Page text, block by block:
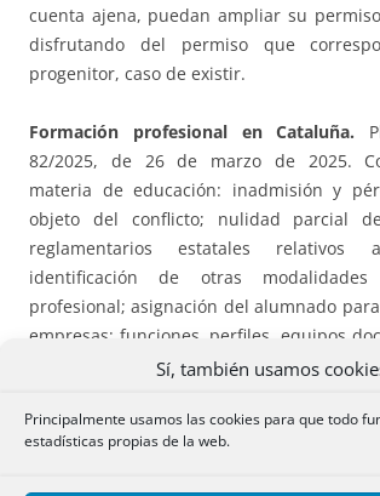
Sí, también usamos
Principalmente usamos las cookies para que todo
estadísticas propias de la web.
cuenta ajena, puedan ampliar su
disfrutando del permiso que
progenitor, caso de existir.
Formación profesional en Cataluña.
82/2025, de 26 de marzo de 2025.
materia de educación: inadmisión y
objeto del conflicto; nulidad parcial
reglamentarios estatales
identificación de otras
profesional; asignación del alumnado
empresas; funciones, perfiles, equipos
de funcionamiento de los centros del
funcionamiento de los centros privados
fondos públicos.